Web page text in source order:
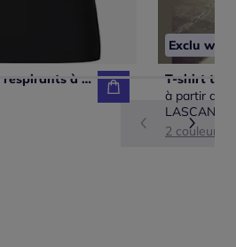
Débardeurs sport respirants à dos nageur et coutures distinctes
Exclu web
à partir de
LASCANA
2 couleurs